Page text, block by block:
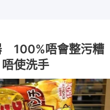
100%唔會整污糟
使洗手